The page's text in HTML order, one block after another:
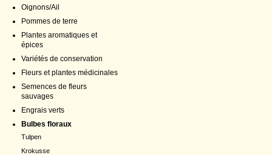
Oignons/Ail
Pommes de terre
Plantes aromatiques et
épices
Variétés de conservation
Fleurs et plantes médicinales
Semences de fleurs
sauvages
Engrais verts
Bulbes floraux
Tulpen
Krokusse